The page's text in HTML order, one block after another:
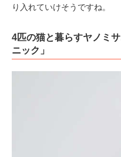
り入れていけそうですね。
4匹の猫と暮らすヤノミ
ニック」